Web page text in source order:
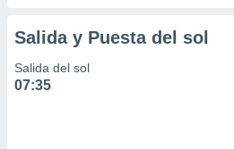
Salida y Puesta del sol
Salida del sol
07:35